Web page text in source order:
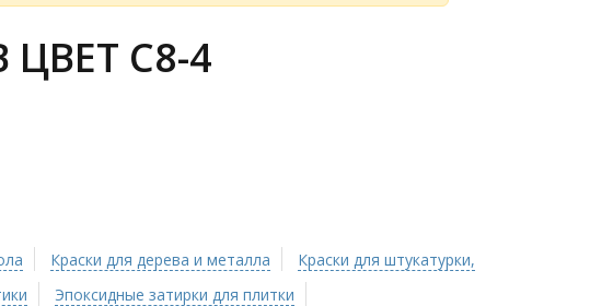
C8-4
Краски для дерева и металла
Краски для штукатурки,
Эпоксидные затирки для плитки